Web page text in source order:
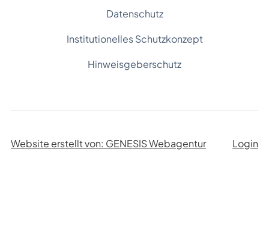
Datenschutz
Institutionelles Schutzkonzept
Hinweisgeberschutz
Website erstellt von: GENESIS Webagentur Login